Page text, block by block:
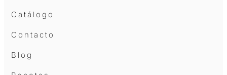
Catálogo
Contacto
Blog